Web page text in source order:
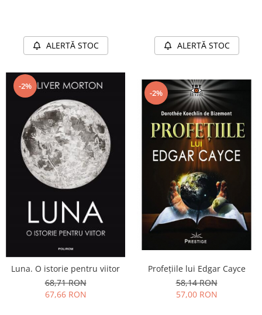
ALERTĂ STOC ALERTĂ STOC
-2%
Luna. O istorie pentru viitor
68,71 RON
67,66 RON
-2%
Profețiile lui Edgar Cayce
58,14 RON
57,00 RON